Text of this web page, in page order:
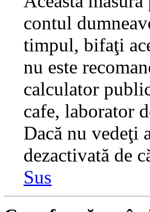
contul
timpul, bifaţi
nu este
calculator
cafe, laborator
Dacă nu vedeţi
dezactivată de
Sus